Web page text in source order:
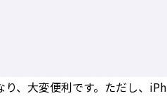
、大変便利です。ただし、iPh